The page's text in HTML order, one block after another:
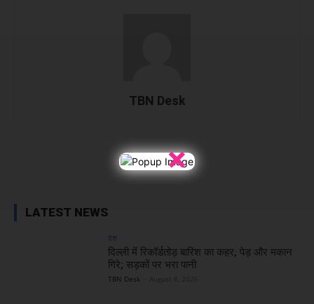
×
TBN Desk
X
LATEST NEWS
देश
दिल्ली में रिकॉर्डतोड़ बारिश का कहर, पेड़ और मकान
गिरे; सड़कों पर भरा पानी
TBN Desk